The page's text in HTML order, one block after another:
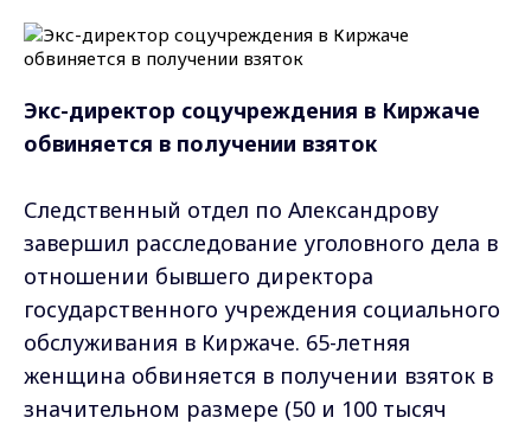
Экс-директор соцучреждения в Киржаче
обвиняется в получении взяток
Следственный отдел по Александрову
завершил расследование уголовного дела в
отношении бывшего директора
государственного учреждения социального
обслуживания в Киржаче. 65-летняя
женщина обвиняется в получении взяток в
значительном размере (50 и 100 тысяч